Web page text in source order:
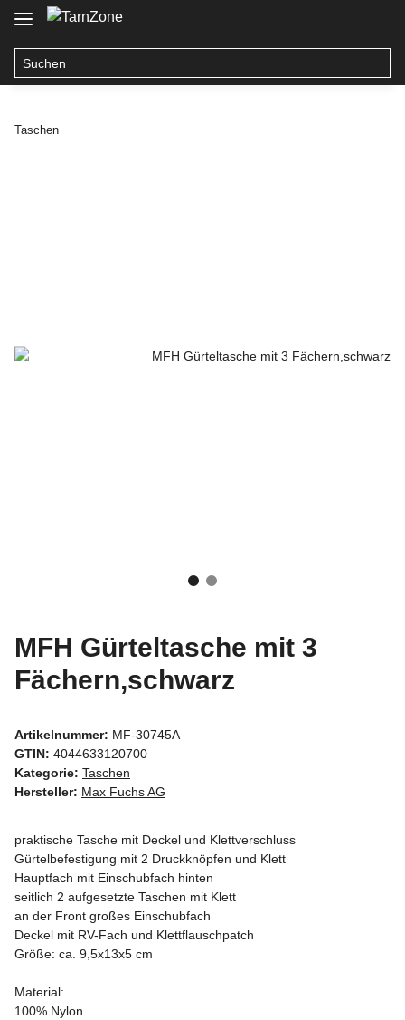
Taschen
MFH Gürteltasche mit 3
Fächern,schwarz
Artikelnummer: MF-30745A
GTIN: 4044633120700
Kategorie: Taschen
Hersteller: Max Fuchs AG
praktische Tasche mit Deckel und Klettverschluss
Gürtelbefestigung mit 2 Druckknöpfen und Klett
Hauptfach mit Einschubfach hinten
seitlich 2 aufgesetzte Taschen mit Klett
an der Front großes Einschubfach
Deckel mit RV-Fach und Klettflauschpatch
Größe: ca. 9,5x13x5 cm
Material:
100% Nylon